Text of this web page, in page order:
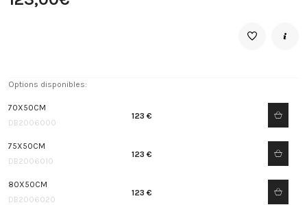
Options disponibles:
70X50CM
DB2006000
123 €
75X50CM
DB2006010
123 €
80X50CM
DB2006020
123 €